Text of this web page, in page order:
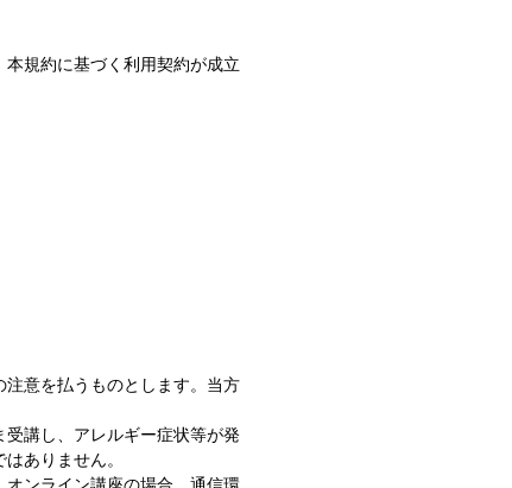
規約に基づく利用契約が成立
意を払うものとします。当方
講し、アレルギー症状等が発
ありません。